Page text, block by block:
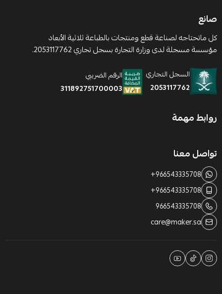
صانع
كل ماتحتاجه لصناعة قطع ومنتجات بالطباعة ثلاثية الأبعاد
مؤسسة مسجلة لدى وزارة التجارة بسجل تجاري 2053117762.
السجل التجاري
2053117762
الرقم الضريبي
311892751700003
روابط مهمة
تواصل معنا
+966543335708
+966543335708
966543335708
care@maker.sa